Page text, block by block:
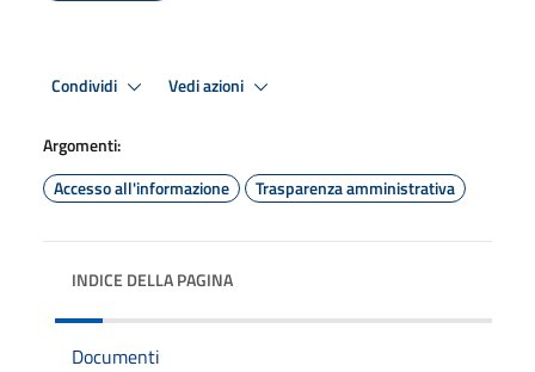
Condividi Vedi azioni
Argomenti:
Accesso all'informazione
Trasparenza amministrativa
INDICE DELLA PAGINA
Documenti